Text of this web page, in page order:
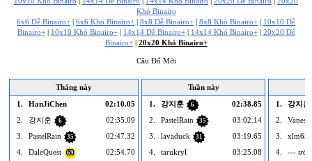
Khó Binairo
6x6 Dễ Binairo+ | 6x6 Khó Binairo+ | 8x8 Dễ Binairo+ | 8x8 Khó Binairo+ | 10x10 Dễ
Binairo+| 10x10 Khó Binairo+| 14x14 Dễ Binairo+| 14x14 Khó Binairo+| 20x20 Dễ
Binairo+| 20x20 Khó Binairo+
Câu Đố Mới
Tháng này
1.
HanJiChen
02:10.05
2.
강지훈 6
02:35.09
3.
PastelRain 35
02:47.32
4.
DaleQuest 69
02:54.70
Tuần này
1.
강지훈 6
02:38.85
2.
PastelRain 35
03:02.14
3.
lavaduck 31
03:19.65
4.
tarukryl
03:25.08
1.
강지훈
2.
3.
4.
---